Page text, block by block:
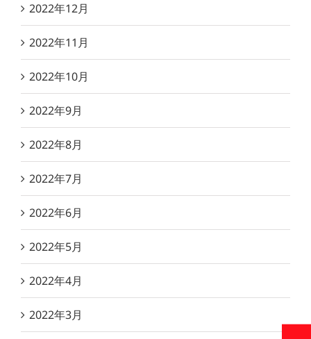
2022年12月
2022年11月
2022年10月
2022年9月
2022年8月
2022年7月
2022年6月
2022年5月
2022年4月
2022年3月